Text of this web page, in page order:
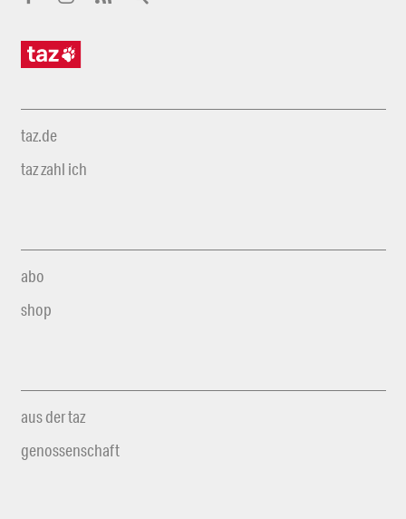
taz.de
taz zahl ich
abo
shop
aus der taz
genossenschaft